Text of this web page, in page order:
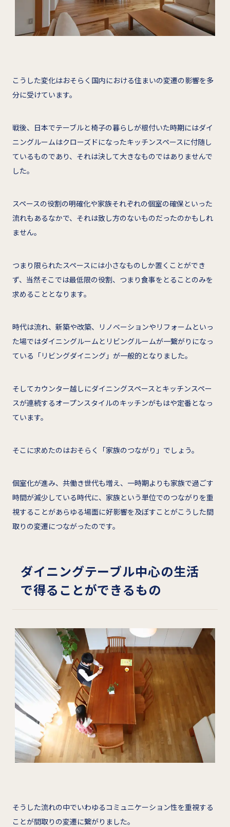
こうした変化はおそらく国内における住まいの変遷の影響を多
分に受けています。
戦後、日本でテーブルと椅子の暮らしが根付いた時期にはダイ
ニングルームはクローズドになったキッチンスペースに付随し
ているものであり、それは決して大きなものではありませんで
した。
スペースの役割の明確化や家族それぞれの個室の確保といった
流れもあるなかで、それは致し方のないものだったのかもしれ
ません。
つまり限られたスペースには小さなものしか置くことができ
ず、当然そこでは最低限の役割、つまり食事をとることのみを
求めることとなります。
時代は流れ、新築や改築、リノベーションやリフォームといっ
た場ではダイニングルームとリビングルームが一繋がりになっ
ている「リビングダイニング」が一般的となりました。
そしてカウンター越しにダイニングスペースとキッチンスペー
スが連続するオープンスタイルのキッチンがもはや定番となっ
ています。
そこに求めたのはおそらく「家族のつながり」でしょう。
個室化が進み、共働き世代も増え、一時期よりも家族で過ごす
時間が減少している時代に、家族という単位でのつながりを重
視することがあらゆる場面に好影響を及ぼすことがこうした間
取りの変遷につながったのです。
ダイニングテーブル中心の生活
で得ることができるもの
そうした流れの中でいわゆるコミュニケーション性を重視する
ことが間取りの変遷に繋がりました。